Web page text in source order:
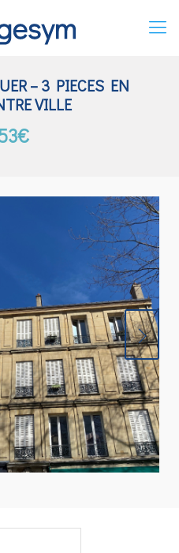
– 3 PIECES EN
VILLE